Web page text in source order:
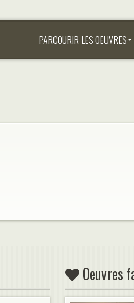
PARCOURIR LES OEUVRES
Oeuvres